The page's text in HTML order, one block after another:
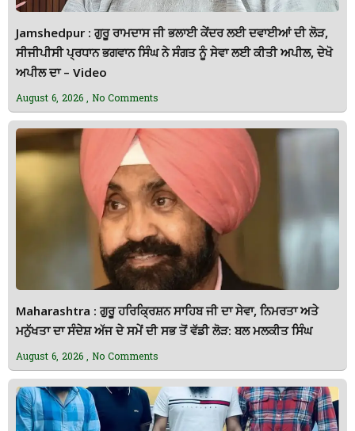
Jamshedpur : ਗੁਰੂ ਰਾਮਦਾਸ ਜੀ ਭਲਾਈ ਕੇਂਦਰ ਲਈ ਦਵਾਈਆਂ ਦੀ ਲੋੜ,
ਸੀਜੀਪੀਸੀ ਪ੍ਰਧਾਨ ਭਗਵਾਨ ਸਿੰਘ ਨੇ ਸੰਗਤ ਨੂੰ ਸੇਵਾ ਲਈ ਕੀਤੀ ਅਪੀਲ, ਦੇਖੋ
ਅਪੀਲ ਦਾ – Video
August 6, 2026 No Comments
Maharashtra : ਗੁਰੂ ਹਰਿਕ੍ਰਿਸ਼ਨ ਸਾਹਿਬ ਜੀ ਦਾ ਸੇਵਾ, ਨਿਮਰਤਾ ਅਤੇ
ਮਨੁੱਖਤਾ ਦਾ ਸੰਦੇਸ਼ ਅੱਜ ਦੇ ਸਮੇਂ ਦੀ ਸਭ ਤੋਂ ਵੱਡੀ ਲੋੜ: ਬਲ ਮਲਕੀਤ ਸਿੰਘ
August 6, 2026 No Comments